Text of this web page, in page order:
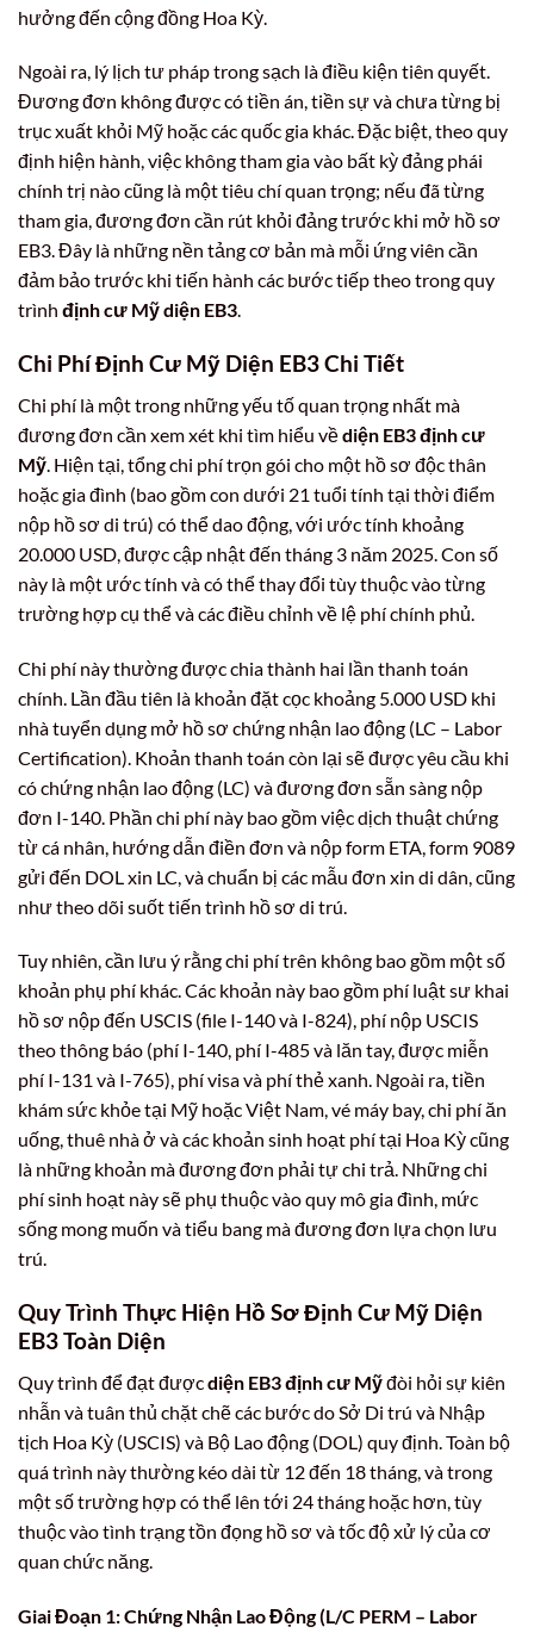
hưởng đến cộng đồng Hoa Kỳ.
Ngoài ra, lý lịch tư pháp trong sạch là điều kiện tiên quyết.
Đương đơn không được có tiền án, tiền sự và chưa từng bị
trục xuất khỏi Mỹ hoặc các quốc gia khác. Đặc biệt, theo quy
định hiện hành, việc không tham gia vào bất kỳ đảng phái
chính trị nào cũng là một tiêu chí quan trọng; nếu đã từng
tham gia, đương đơn cần rút khỏi đảng trước khi mở hồ sơ
EB3. Đây là những nền tảng cơ bản mà mỗi ứng viên cần
đảm bảo trước khi tiến hành các bước tiếp theo trong quy
trình định cư Mỹ diện EB3.
Chi Phí Định Cư Mỹ Diện EB3 Chi Tiết
Chi phí là một trong những yếu tố quan trọng nhất mà
đương đơn cần xem xét khi tìm hiểu vềdiện EB3 định cư
Mỹ . Hiện tại, tổng chi phí trọn gói cho một hồ sơ độc thân
hoặc gia đình (bao gồm con dưới 21 tuổi tính tại thời điểm
nộp hồ sơ di trú) có thể dao động, với ước tính khoảng
20.000 USD, được cập nhật đến tháng 3 năm 2025. Con số
này là một ước tính và có thể thay đổi tùy thuộc vào từng
trường hợp cụ thể và các điều chỉnh về lệ phí chính phủ.
Chi phí này thường được chia thành hai lần thanh toán
chính. Lần đầu tiên là khoản đặt cọc khoảng 5.000 USD khi
nhà tuyển dụng mở hồ sơ chứng nhận lao động (LC – Labor
Certification). Khoản thanh toán còn lại sẽ được yêu cầu khi
có chứng nhận lao động (LC) và đương đơn sẵn sàng nộp
đơn I-140. Phần chi phí này bao gồm việc dịch thuật chứng
từ cá nhân, hướng dẫn điền đơn và nộp form ETA, form 9089
gửi đến DOL xin LC, và chuẩn bị các mẫu đơn xin di dân, cũng
như theo dõi suốt tiến trình hồ sơ di trú.
Tuy nhiên, cần lưu ý rằng chi phí trên không bao gồm một số
khoản phụ phí khác. Các khoản này bao gồm phí luật sư khai
hồ sơ nộp đến USCIS (file I-140 và I-824), phí nộp USCIS
theo thông báo (phí I-140, phí I-485 và lăn tay, được miễn
phí I-131 và I-765), phí visa và phí thẻ xanh. Ngoài ra, tiền
khám sức khỏe tại Mỹ hoặc Việt Nam, vé máy bay, chi phí ăn
uống, thuê nhà ở và các khoản sinh hoạt phí tại Hoa Kỳ cũng
là những khoản mà đương đơn phải tự chi trả. Những chi
phí sinh hoạt này sẽ phụ thuộc vào quy mô gia đình, mức
sống mong muốn và tiểu bang mà đương đơn lựa chọn lưu
trú.
Quy Trình Thực Hiện Hồ Sơ Định Cư Mỹ Diện
EB3 Toàn Diện
Quy trình để đạt đượcdiện EB3 định cư Mỹđòi hỏi sự kiên
nhẫn và tuân thủ chặt chẽ các bước do Sở Di trú và Nhập
tịch Hoa Kỳ (USCIS) và Bộ Lao động (DOL) quy định. Toàn bộ
quá trình này thường kéo dài từ 12 đến 18 tháng, và trong
một số trường hợp có thể lên tới 24 tháng hoặc hơn, tùy
thuộc vào tình trạng tồn đọng hồ sơ và tốc độ xử lý của cơ
quan chức năng.
Giai Đoạn 1: Chứng Nhận Lao Động (L/C PERM – Labor